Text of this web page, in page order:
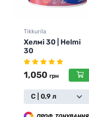
Tikkurila
Панссарімаалі |
Panssarimaali
1,200 грн
С | 0,9 л